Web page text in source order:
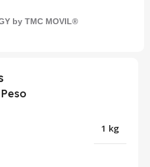
by TMC MOVIL®
1 kg